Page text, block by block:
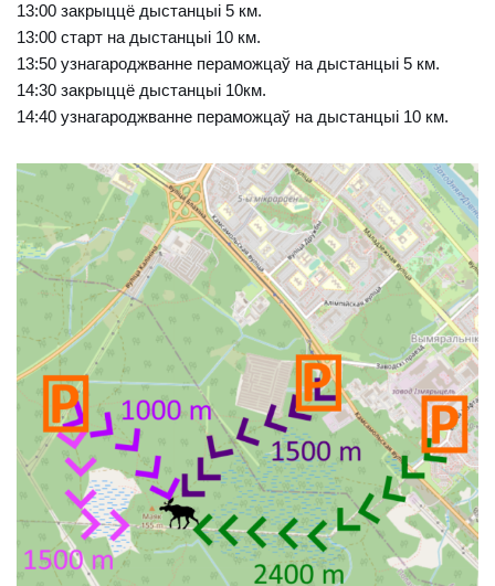
13:00 закрыццё дыстанцыі 5 км.
13:00 старт на дыстанцыі 10 км.
13:50 узнагароджванне пераможцаў на дыстанцыі 5 км.
14:30 закрыццё дыстанцыі 10км.
14:40 узнагароджванне пераможцаў на дыстанцыі 10 км.